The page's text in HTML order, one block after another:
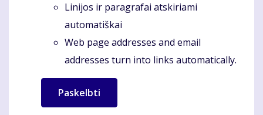
Linijos ir paragrafai atskiriami
automatiškai
Web page addresses and email
addresses turn into links automatically.